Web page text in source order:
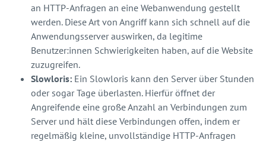
an HTTP-Anfragen an eine Webanwendung gestellt
werden. Diese Art von Angriff kann sich schnell auf die
Anwendungsserver auswirken, da legitime
Benutzer:innen Schwierigkeiten haben, auf die Website
zuzugreifen.
Slowloris: Ein Slowloris kann den Server über Stunden
oder sogar Tage überlasten. Hierfür öffnet der
Angreifende eine große Anzahl an Verbindungen zum
Server und hält diese Verbindungen offen, indem er
regelmäßig kleine, unvollständige HTTP-Anfragen